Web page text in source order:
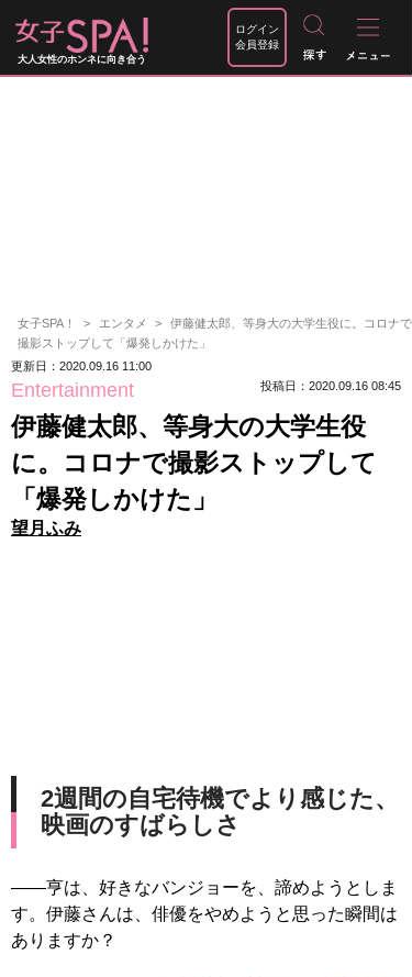
大人女性のホンネに向き合う
ログイン
会員登録
女子SPA！ エンタメ
伊藤健太郎、等身大の大学生役に。コロナで
撮影ストップして「爆発しかけた」
更新日：2020.09.16 11:00
Entertainment 投稿日：2020.09.16 08:45
伊藤健太郎、等身大の大学生役
に。コロナで撮影ストップして
「爆発しかけた」
望月ふみ
2週間の自宅待機でより感じた、
映画のすばらしさ
――亨は、好きなバンジョーを、諦めようとしま
す。伊藤さんは、俳優をやめようと思った瞬間は
ありますか？